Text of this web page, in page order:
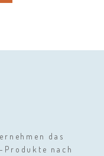
das
Produkte nach